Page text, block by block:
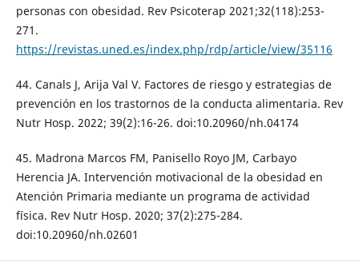
personas con obesidad. Rev Psicoterap 2021;32(118):253-
271.
https://revistas.uned.es/index.php/rdp/article/view/35116
44. Canals J, Arija Val V. Factores de riesgo y estrategias de
prevención en los trastornos de la conducta alimentaria. Rev
Nutr Hosp. 2022; 39(2):16-26. doi:10.20960/nh.04174
45. Madrona Marcos FM, Panisello Royo JM, Carbayo
Herencia JA. Intervención motivacional de la obesidad en
Atención Primaria mediante un programa de actividad
física. Rev Nutr Hosp. 2020; 37(2):275-284.
doi:10.20960/nh.02601